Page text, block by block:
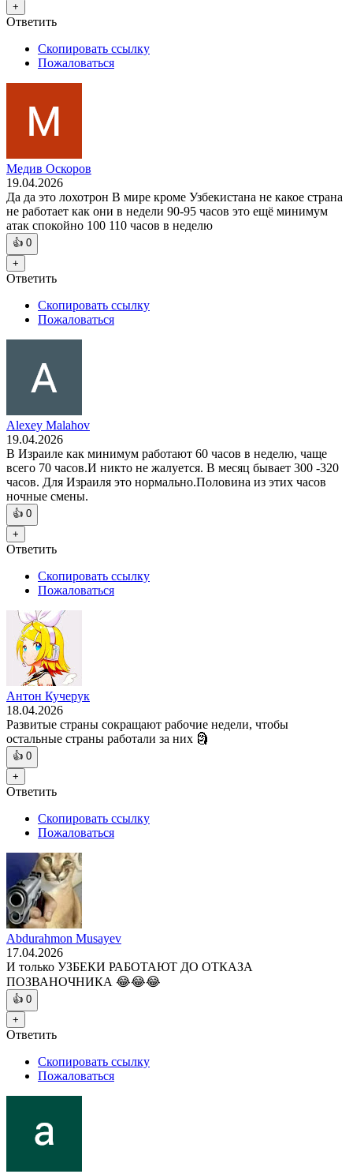
+
Ответить
Скопировать ссылку
Пожаловаться
Медив Оскоров
19.04.2026
Да да это лохотрон В мире кроме Узбекистана не какое страна
не работает как они в недели 90-95 часов это ещё минимум
атак спокойно 100 110 часов в неделю
👍 0
+
Ответить
Скопировать ссылку
Пожаловаться
Alexey Malahov
19.04.2026
В Израиле как минимум работают 60 часов в неделю, чаще
всего 70 часов.И никто не жалуется. В месяц бывает 300 -320
часов. Для Израиля это нормально.Половина из этих часов
ночные смены.
👍 0
+
Ответить
Скопировать ссылку
Пожаловаться
Антон Кучерук
18.04.2026
Развитые страны сокращают рабочие недели, чтобы
остальные страны работали за них 🗿
👍 0
+
Ответить
Скопировать ссылку
Пожаловаться
Abdurahmon Musayev
17.04.2026
И только УЗБЕКИ РАБОТАЮТ ДО ОТКАЗА
ПОЗВАНОЧНИКА 😂😂😂
👍 0
+
Ответить
Скопировать ссылку
Пожаловаться